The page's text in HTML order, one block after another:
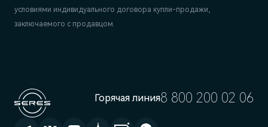
Горячая линия8 800 200 02 06
условиями индивидуального договора купли-продажи,
заключаемого с продавцом.